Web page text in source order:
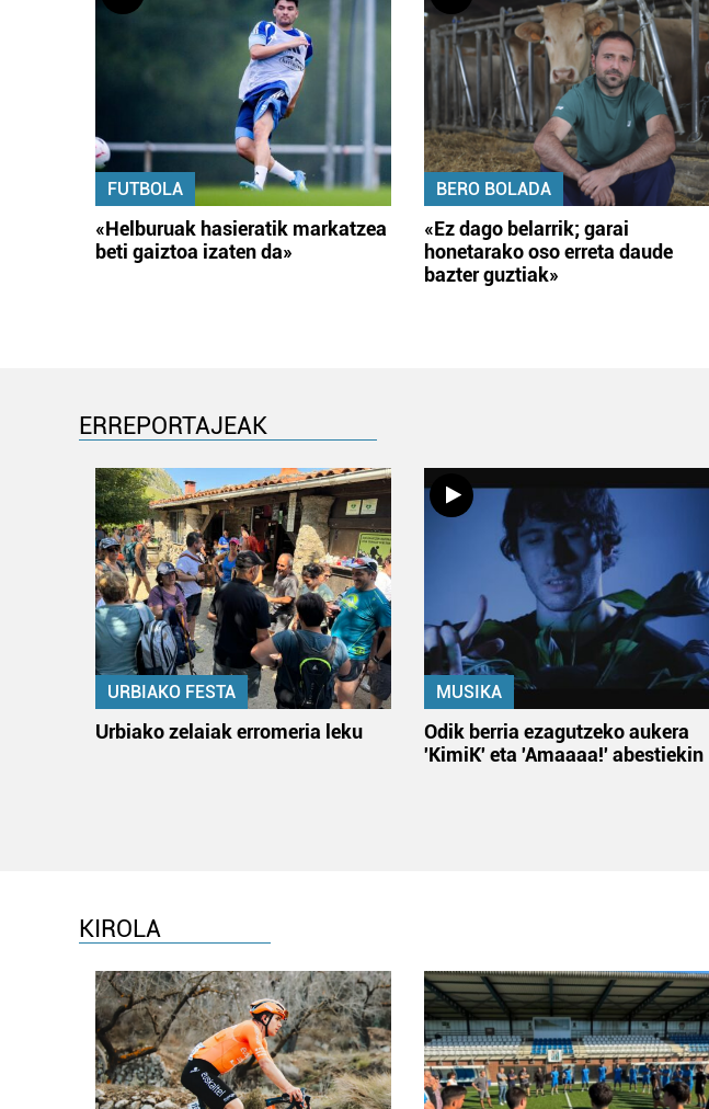
FUTBOLA
«Helburuak hasieratik markatzea
beti gaiztoa izaten da»
BERO BOLADA
«Ez dago belarrik; garai
honetarako oso erreta daude
bazter guztiak»
ERREPORTAJEAK
URBIAKO FESTA
Urbiako zelaiak erromeria leku
MUSIKA
Odik berria ezagutzeko aukera
'KimiK' eta 'Amaaaa!' abestiekin
KIROLA